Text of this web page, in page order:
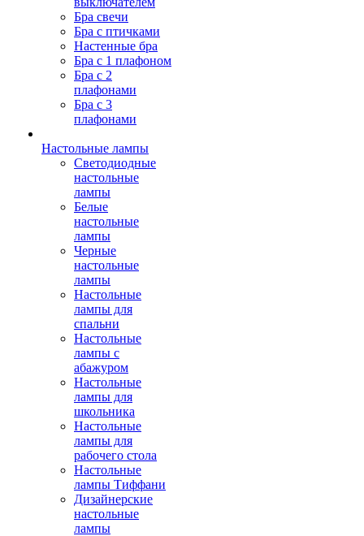
Бра свечи
Бра с птичками
Настенные бра
Бра с 1 плафоном
Бра с 2
плафонами
Бра с 3
плафонами
Настольные лампы
Светодиодные
настольные
лампы
Белые
настольные
лампы
Черные
настольные
лампы
Настольные
лампы для
спальни
Настольные
лампы с
абажуром
Настольные
лампы для
школьника
Настольные
лампы для
рабочего стола
Настольные
лампы Тиффани
Дизайнерские
настольные
лампы